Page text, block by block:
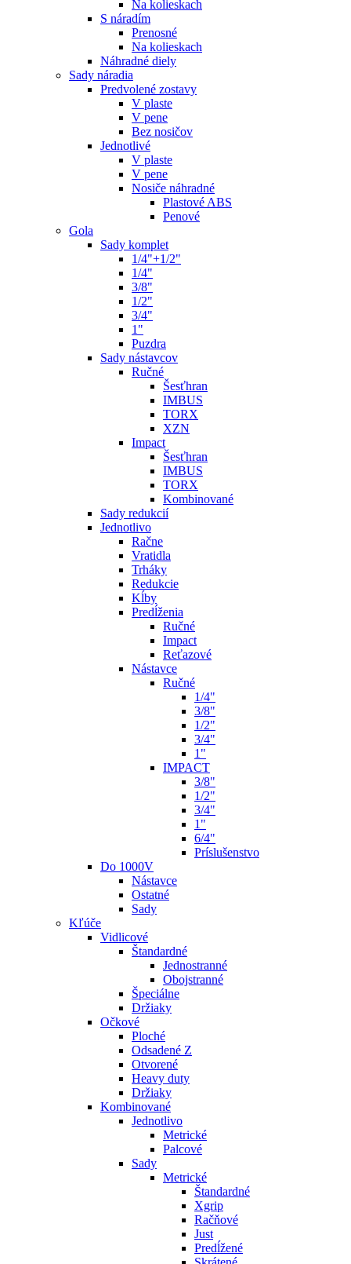
Na kolieskach
S náradím
Prenosné
Na kolieskach
Náhradné diely
Sady náradia
Predvolené zostavy
V plaste
V pene
Bez nosičov
Jednotlivé
V plaste
V pene
Nosiče náhradné
Plastové ABS
Penové
Gola
Sady komplet
1/4"+1/2"
1/4"
3/8"
1/2"
3/4"
1"
Puzdra
Sady nástavcov
Ručné
Šesťhran
IMBUS
TORX
XZN
Impact
Šesťhran
IMBUS
TORX
Kombinované
Sady redukcií
Jednotlivo
Račne
Vratidla
Trháky
Redukcie
Kĺby
Predĺženia
Ručné
Impact
Reťazové
Nástavce
Ručné
1/4"
3/8"
1/2"
3/4"
1"
IMPACT
3/8"
1/2"
3/4"
1"
6/4"
Príslušenstvo
Do 1000V
Nástavce
Ostatné
Sady
Kľúče
Vidlicové
Štandardné
Jednostranné
Obojstranné
Špeciálne
Držiaky
Očkové
Ploché
Odsadené Z
Otvorené
Heavy duty
Držiaky
Kombinované
Jednotlivo
Metrické
Palcové
Sady
Metrické
Štandardné
Xgrip
Račňové
Just
Predĺžené